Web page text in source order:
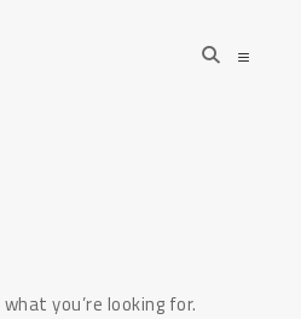
open
search
open
you’re looking for.